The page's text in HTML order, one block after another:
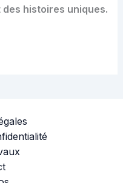
histoires uniques.